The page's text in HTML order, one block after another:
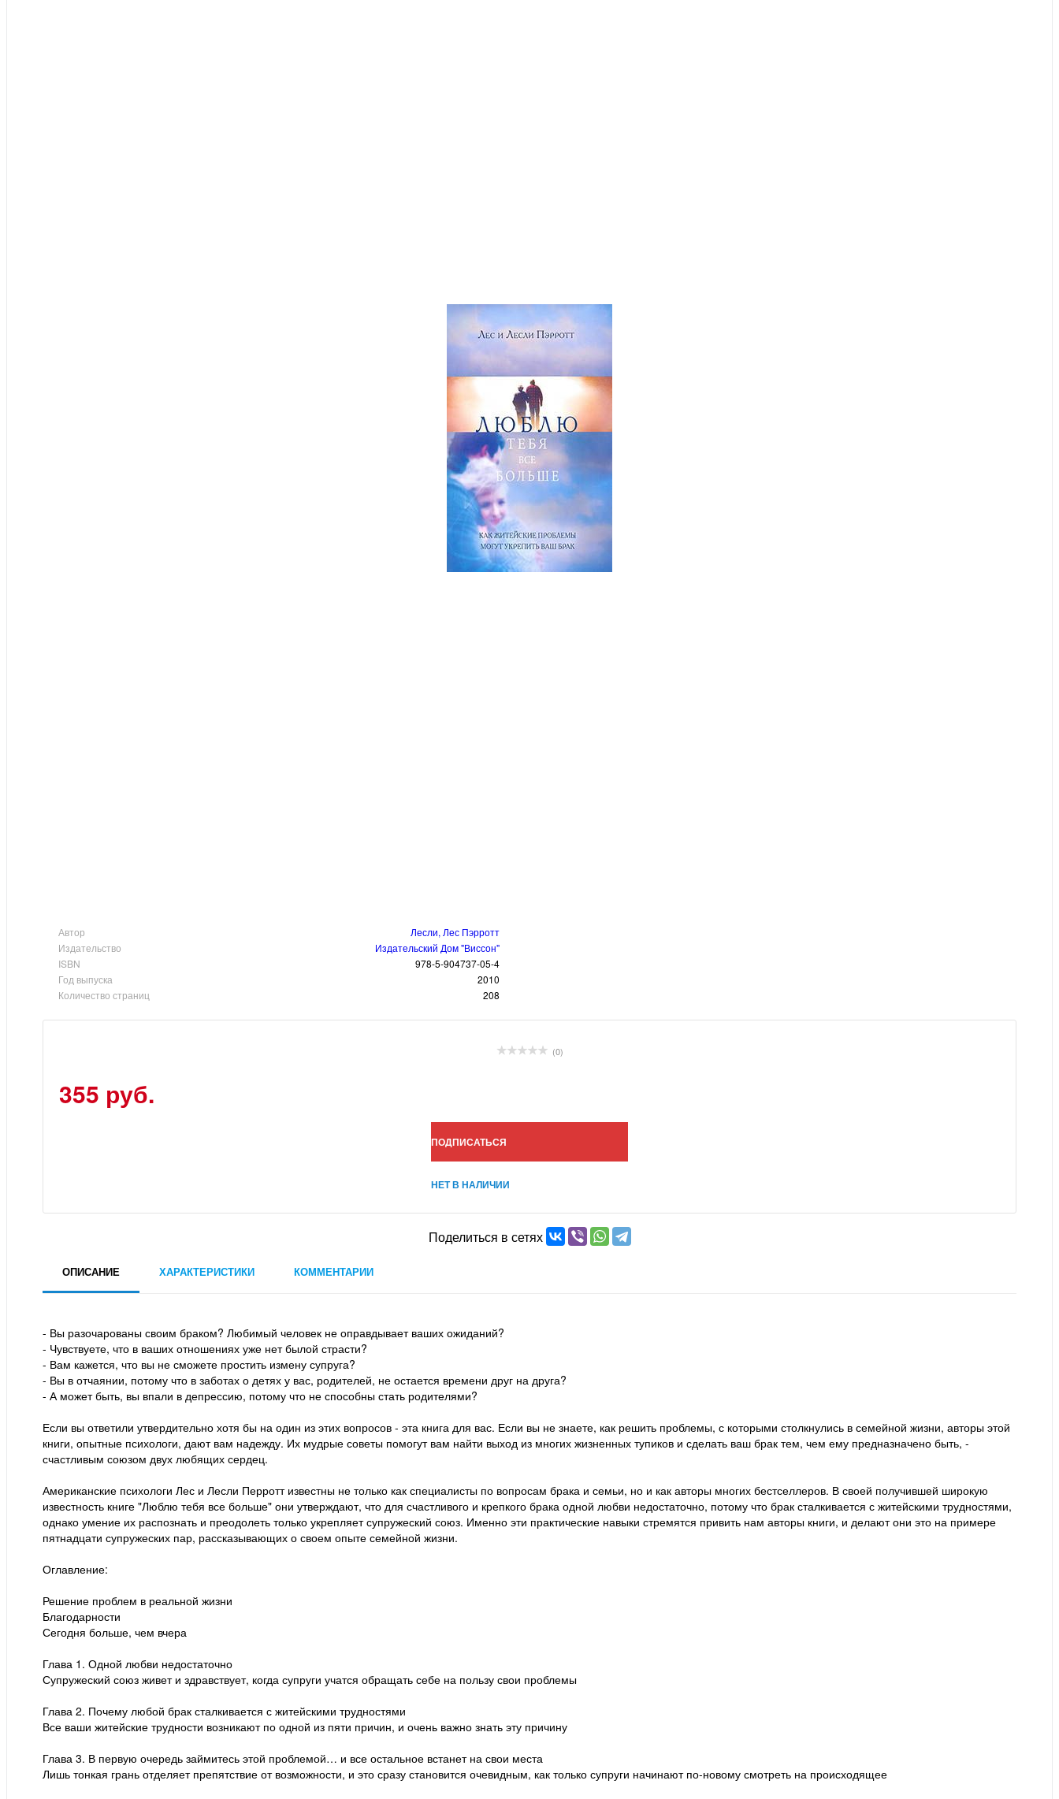
Автор
Лесли, Лес Пэрротт
Издательство
Издательский Дом "Виссон"
ISBN
978-5-904737-05-4
Год выпуска
2010
Количество страниц
208
(0)
355 руб.
ПОДПИСАТЬСЯ
НЕТ В НАЛИЧИИ
Поделиться в сетях
ОПИСАНИЕ ХАРАКТЕРИСТИКИ КОММЕНТАРИИ
- Вы разочарованы своим браком? Любимый человек не оправдывает ваших ожиданий?
- Чувствуете, что в ваших отношениях уже нет былой страсти?
- Вам кажется, что вы не сможете простить измену супруга?
- Вы в отчаянии, потому что в заботах о детях у вас, родителей, не остается времени друг на друга?
- А может быть, вы впали в депрессию, потому что не способны стать родителями?
Если вы ответили утвердительно хотя бы на один из этих вопросов - эта книга для вас. Если вы не знаете, как решить проблемы, с которыми столкнулись в семейной жизни, авторы этой
книги, опытные психологи, дают вам надежду. Их мудрые советы помогут вам найти выход из многих жизненных тупиков и сделать ваш брак тем, чем ему предназначено быть, -
счастливым союзом двух любящих сердец.
Американские психологи Лес и Лесли Перротт известны не только как специалисты по вопросам брака и семьи, но и как авторы многих бестселлеров. В своей получившей широкую
известность книге "Люблю тебя все больше" они утверждают, что для счастливого и крепкого брака одной любви недостаточно, потому что брак сталкивается с житейскими трудностями,
однако умение их распознать и преодолеть только укрепляет супружеский союз. Именно эти практические навыки стремятся привить нам авторы книги, и делают они это на примере
пятнадцати супружеских пар, рассказывающих о своем опыте семейной жизни.
Оглавление:
Решение проблем в реальной жизни
Благодарности
Сегодня больше, чем вчера
Глава 1. Одной любви недостаточно
Супружеский союз живет и здравствует, когда супруги учатся обращать себе на пользу свои проблемы
Глава 2. Почему любой брак сталкивается с житейскими трудностями
Все ваши житейские трудности возникают по одной из пяти причин, и очень важно знать эту причину
Глава 3. В первую очередь займитесь этой проблемой… и все остальное встанет на свои места
Лишь тонкая грань отделяет препятствие от возможности, и это сразу становится очевидным, как только супруги начинают по-новому смотреть на происходящее